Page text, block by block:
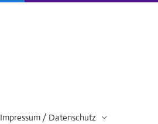
Impressum / Datenschutz